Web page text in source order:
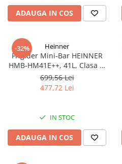
ADAUGA IN COS
-32% Heinner
Frigider Mini-Bar HEINNER
HMB-HM41E++, 41L, Clasa E,
Alb, Răcire Statică
699,56 Lei
477,72 Lei
IN STOC
ADAUGA IN COS